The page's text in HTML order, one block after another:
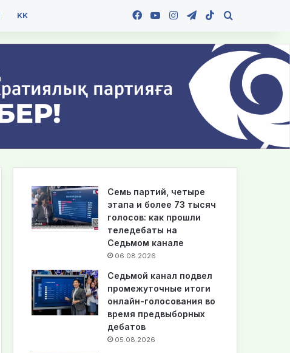
KK Facebook
YouTubeInstagramTelegram
TikTok
Семь партий, четыре
этапа и более 73 тысяч
голосов: как прошли
теледебаты на
Седьмом канале
06.08.2026
Седьмой канал подвел
промежуточные итоги
онлайн-голосования во
время предвыборных
дебатов
05.08.2026